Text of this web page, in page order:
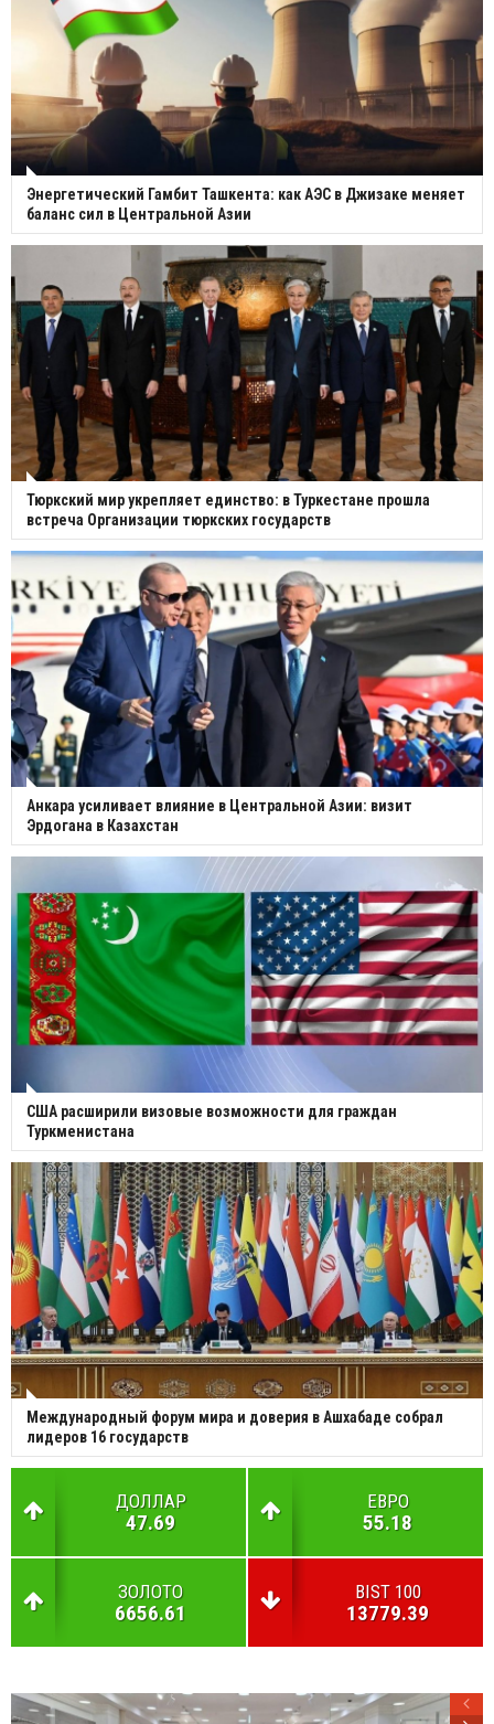
Энергетический Гамбит Ташкента: как АЭС в Джизаке меняет
баланс сил в Центральной Азии
Тюркский мир укрепляет единство: в Туркестане прошла
встреча Организации тюркских государств
Анкара усиливает влияние в Центральной Азии: визит
Эрдогана в Казахстан
США расширили визовые возможности для граждан
Туркменистана
Международный форум мира и доверия в Ашхабаде собрал
лидеров 16 государств
ДОЛЛАР
47.69
ЕВРО
55.18
ЗОЛОТО
6656.61
BIST 100
13779.39